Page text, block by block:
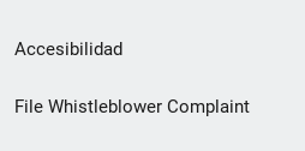
Menú
de
Accesibilidad
File Whistleblower Complaint